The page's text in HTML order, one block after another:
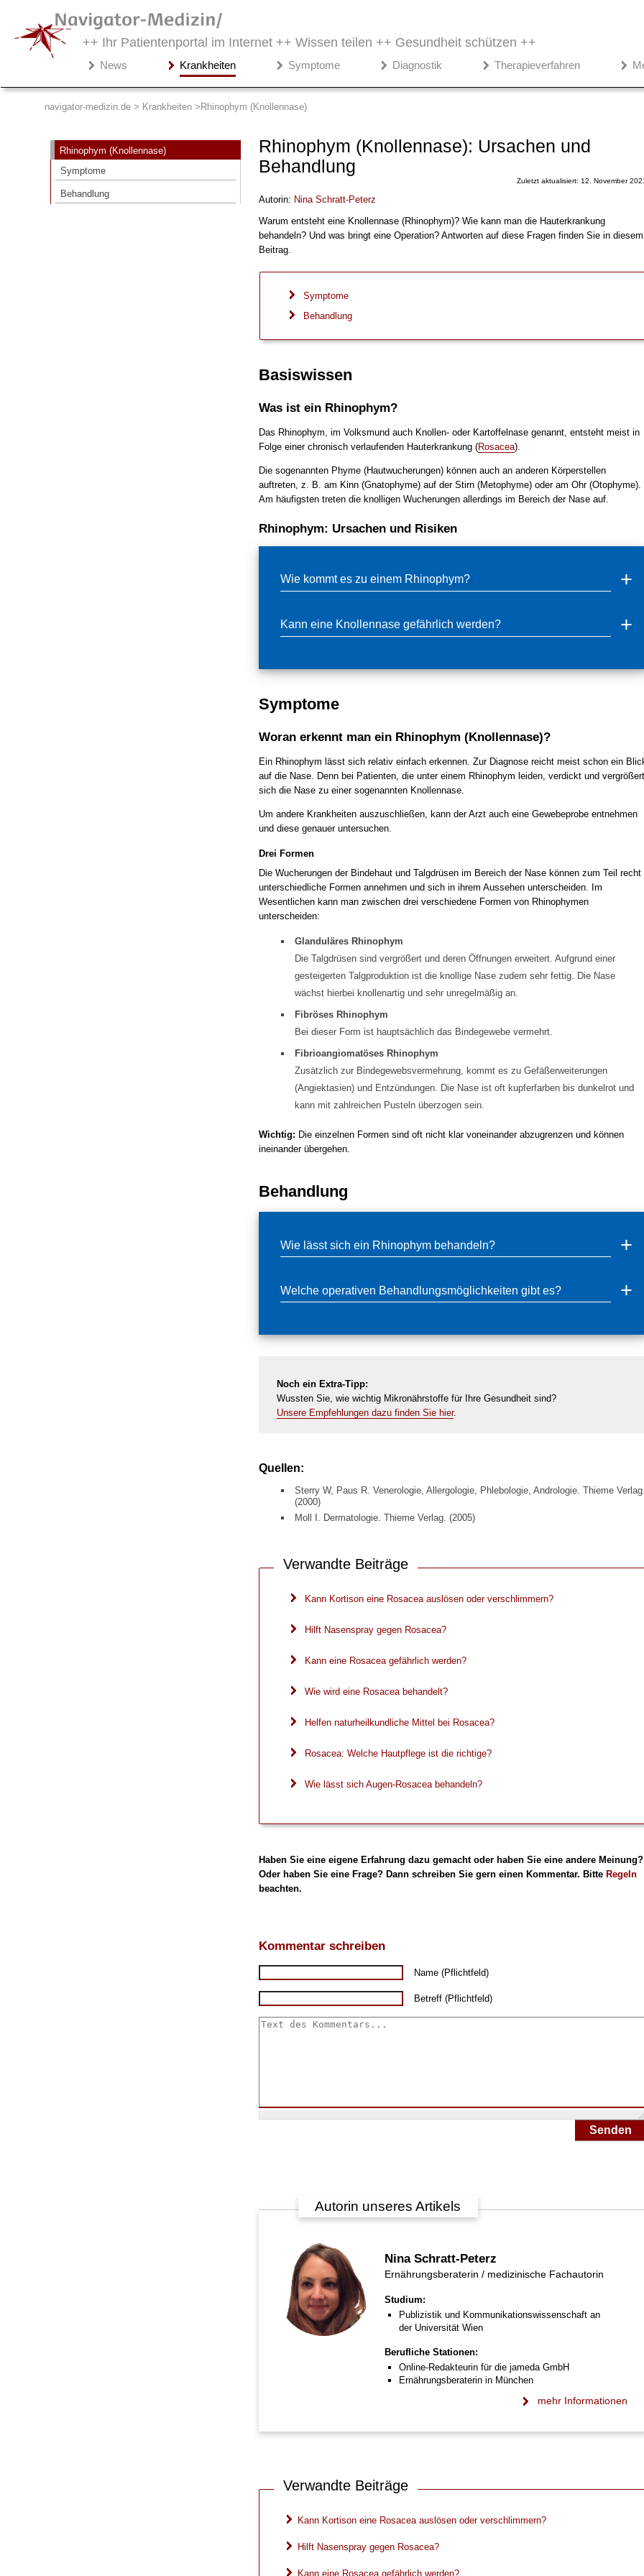
++ Ihr Patientenportal im Internet ++ Wissen teilen ++ Gesundheit schützen ++
News Krankheiten Symptome Diagnostik Therapieverfahren
navigator-medizin.de > Krankheiten Rhinophym (Knollennase)
Rhinophym (Knollennase)
Symptome
Behandlung
Rhinophym (Knollennase): Ursachen und
Behandlung
Zuletzt aktualisiert: 12. November
Autorin: Nina Schratt-Peterz
Warum entsteht eine Knollennase (Rhinophym)? Wie kann man die Hauterkrankung
behandeln? Und was bringt eine Operation? Antworten auf diese Fragen finden Sie in diesem
Beitrag.
Symptome
Behandlung
Basiswissen
Was ist ein Rhinophym?
Das Rhinophym, im Volksmund auch Knollen- oder Kartoffelnase genannt, entsteht meist in
Folge einer chronisch verlaufenden Hauterkrankung (Rosacea).
Die sogenannten Phyme (Hautwucherungen) können auch an anderen Körperstellen
auftreten, z. B. am Kinn (Gnatophyme) auf der Stirn (Metophyme) oder am Ohr (Otophyme).
Am häufigsten treten die knolligen Wucherungen allerdings im Bereich der Nase auf.
Rhinophym: Ursachen und Risiken
Wie kommt es zu einem Rhinophym?
Kann eine Knollennase gefährlich werden?
Symptome
Woran erkennt man ein Rhinophym (Knollennase)?
Ein Rhinophym lässt sich relativ einfach erkennen. Zur Diagnose reicht meist schon ein
auf die Nase. Denn bei Patienten, die unter einem Rhinophym leiden, verdickt und vergrößert
sich die Nase zu einer sogenannten Knollennase.
Um andere Krankheiten auszuschließen, kann der Arzt auch eine Gewebeprobe entnehmen
und diese genauer untersuchen.
Drei Formen
Die Wucherungen der Bindehaut und Talgdrüsen im Bereich der Nase können zum Teil recht
unterschiedliche Formen annehmen und sich in ihrem Aussehen unterscheiden. Im
Wesentlichen kann man zwischen drei verschiedene Formen von Rhinophymen
unterscheiden:
Glanduläres Rhinophym
Die Talgdrüsen sind vergrößert und deren Öffnungen erweitert. Aufgrund einer
gesteigerten Talgproduktion ist die knollige Nase zudem sehr fettig. Die Nase
wächst hierbei knollenartig und sehr unregelmäßig an.
Fibröses Rhinophym
Bei dieser Form ist hauptsächlich das Bindegewebe vermehrt.
Fibrioangiomatöses Rhinophym
Zusätzlich zur Bindegewebsvermehrung, kommt es zu Gefäßerweiterungen
(Angiektasien) und Entzündungen. Die Nase ist oft kupferfarben bis dunkelrot und
kann mit zahlreichen Pusteln überzogen sein.
Wichtig: Die einzelnen Formen sind oft nicht klar voneinander abzugrenzen und können
ineinander übergehen.
Behandlung
Wie lässt sich ein Rhinophym behandeln?
Welche operativen Behandlungsmöglichkeiten gibt es?
Noch ein Extra-Tipp:
Wussten Sie, wie wichtig Mikronährstoffe für Ihre Gesundheit sind?
Unsere Empfehlungen dazu finden Sie hier.
Quellen:
Sterry W, Paus R. Venerologie, Allergologie, Phlebologie, Andrologie. Thieme
(2000)
Moll I. Dermatologie. Thieme Verlag. (2005)
Verwandte Beiträge
Kann Kortison eine Rosacea auslösen oder verschlimmern?
Hilft Nasenspray gegen Rosacea?
Kann eine Rosacea gefährlich werden?
Wie wird eine Rosacea behandelt?
Helfen naturheilkundliche Mittel bei Rosacea?
Rosacea: Welche Hautpflege ist die richtige?
Wie lässt sich Augen-Rosacea behandeln?
Haben Sie eine eigene Erfahrung dazu gemacht oder haben Sie eine andere Meinung?
Oder haben Sie eine Frage? Dann schreiben Sie gern einen Kommentar. Bitte Regeln
beachten.
Kommentar schreiben
Name (Pflichtfeld)
Betreff (Pflichtfeld)
Senden
Autorin unseres Artikels
Nina Schratt-Peterz
Ernährungsberaterin / medizinische Fachautorin
Studium:
Publizistik und Kommunikationswissenschaft an
der Universität Wien
Berufliche Stationen:
Online-Redakteurin für die jameda GmbH
Ernährungsberaterin in München
mehr Informationen
Verwandte Beiträge
Kann Kortison eine Rosacea auslösen oder verschlimmern?
Hilft Nasenspray gegen Rosacea?
Kann eine Rosacea gefährlich werden?
Navigator-
▾
Krankheiten
Rhinophym (Knollennase)
Symptome
Behandlung